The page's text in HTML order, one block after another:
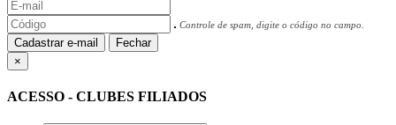
Controle de spam, digite o código no campo.
Cadastrar e-mail
Fechar
×
ACESSO - CLUBES FILIADOS